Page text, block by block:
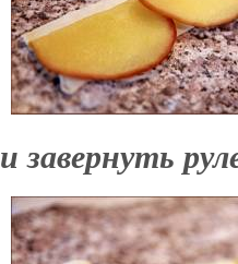
и завернуть